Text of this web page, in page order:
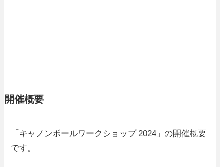
開催概要
「キャノンボールワークショップ 2024」の開催概要
です。